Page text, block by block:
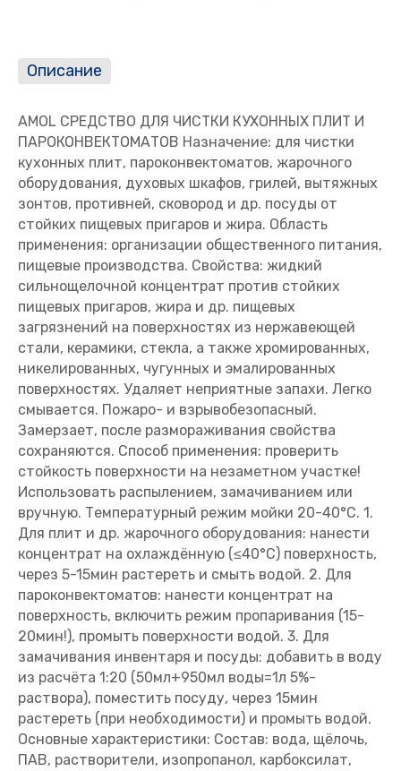
Описание
AMOL СРЕДСТВО ДЛЯ ЧИСТКИ КУХОННЫХ ПЛИТ И
ПАРОКОНВЕКТОМАТОВ Назначение: для чистки
кухонных плит, пароконвектоматов, жарочного
оборудования, духовых шкафов, грилей, вытяжных
зонтов, противней, сковород и др. посуды от
стойких пищевых пригаров и жира. Область
применения: организации общественного питания,
пищевые производства. Свойства: жидкий
сильнощелочной концентрат против стойких
пищевых пригаров, жира и др. пищевых
загрязнений на поверхностях из нержавеющей
стали, керамики, стекла, а также хромированных,
никелированных, чугунных и эмалированных
поверхностях. Удаляет неприятные запахи. Легко
смывается. Пожаро- и взрывобезопасный.
Замерзает, после размораживания свойства
сохраняются. Способ применения: проверить
стойкость поверхности на незаметном участке!
Использовать распылением, замачиванием или
вручную. Температурный режим мойки 20-40°С. 1.
Для плит и др. жарочного оборудования: нанести
концентрат на охлаждённую (≤40°С) поверхность,
через 5-15мин растереть и смыть водой. 2. Для
пароконвектоматов: нанести концентрат на
поверхность, включить режим пропаривания (15-
20мин!), промыть поверхности водой. 3. Для
замачивания инвентаря и посуды: добавить в воду
из расчёта 1:20 (50мл+950мл воды=1л 5%-
раствора), поместить посуду, через 15мин
растереть (при необходимости) и промыть водой.
Основные характеристики: Состав: вода, щёлочь,
ПАВ, растворители, изопропанол, карбоксилат,